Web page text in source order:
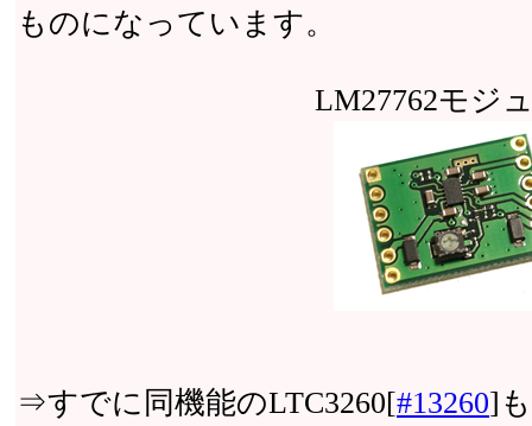
ものになっています。
LM27762モジ
⇒すでに同機能のLTC3260[#13260]